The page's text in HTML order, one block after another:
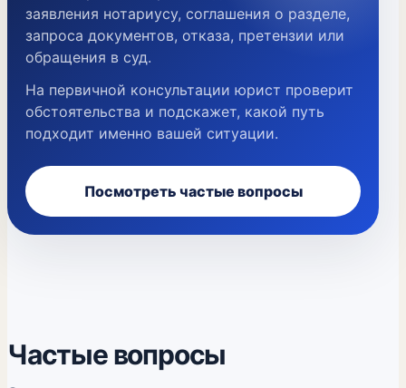
заявления нотариусу, соглашения о разделе,
запроса документов, отказа, претензии или
обращения в суд.
На первичной консультации юрист проверит
обстоятельства и подскажет, какой путь
подходит именно вашей ситуации.
Посмотреть частые вопросы
Частые вопросы